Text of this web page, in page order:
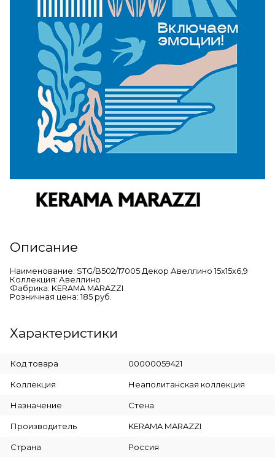
Описание
Наименование: STG/B502/17005 Декор Авеллино 15х15х6,9
Коллекция: Авеллино
Фабрика: KERAMA MARAZZI
Розничная цена: 185 руб.
Характеристики
Код товара 00000059421
Коллекция Неаполитанская коллекция
Назначение Стена
Производитель KERAMA MARAZZI
Страна Россия